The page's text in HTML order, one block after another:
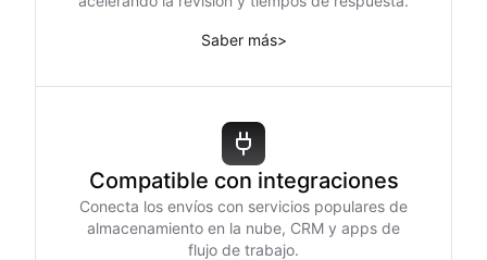
Saber más>
Compatible con integraciones
Conecta los envíos con servicios populares de
almacenamiento en la nube, CRM y apps de
flujo de trabajo.